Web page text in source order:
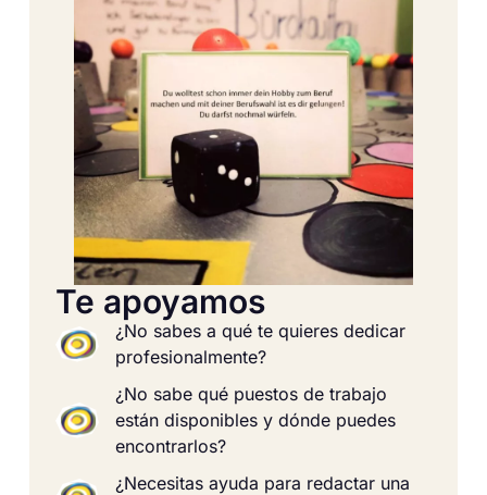
Te apoyamos
¿No sabes a qué te quieres dedicar
profesionalmente?
¿No sabe qué puestos de trabajo
están disponibles y dónde puedes
encontrarlos?
¿Necesitas ayuda para redactar una